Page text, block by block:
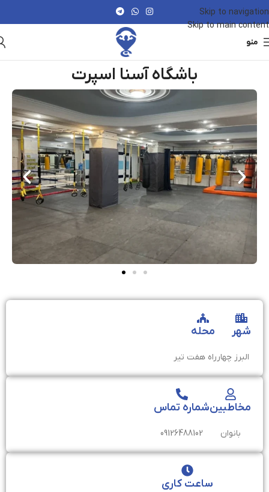
Skip to navigation
Skip to main content
منو
باشگاه آسنا اسپرت
شهر
البرز
محله
چهارراه هفت تیر
مخاطبین
بانوان
شماره تماس
09126488102
ساعت کاری